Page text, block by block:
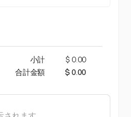
小計
$ 0.00
合計金額
$ 0.00